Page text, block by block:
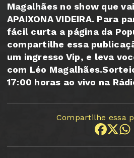
Magalhães no show que
APAIXONA VIDEIRA. Para
fácil curta a página da
compartilhe essa
um ingresso Vip, e leva
com Léo
17:00 horas ao vivo na
Compartilhe essa